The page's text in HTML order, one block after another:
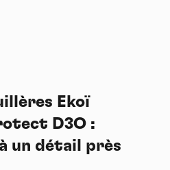
Ekoï
D3O :
un détail près